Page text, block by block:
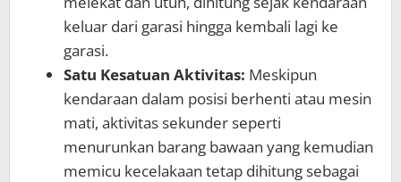
keluar dari garasi hingga kembali lagi ke
garasi.
Satu Kesatuan Aktivitas: Meskipun
kendaraan dalam posisi berhenti atau mesin
mati, aktivitas sekunder seperti
menurunkan barang bawaan yang kemudian
memicu kecelakaan tetap dihitung sebagai